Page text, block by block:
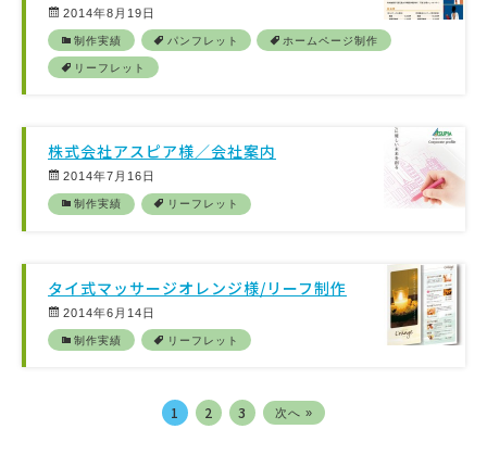
2014年8月19日
制作実績 パンフレット ホームページ制作
リーフレット
株式会社アスピア様／会社案内
2014年7月16日
制作実績 リーフレット
タイ式マッサージオレンジ様/リーフ制作
2014年6月14日
制作実績 リーフレット
1 2 3 次へ »